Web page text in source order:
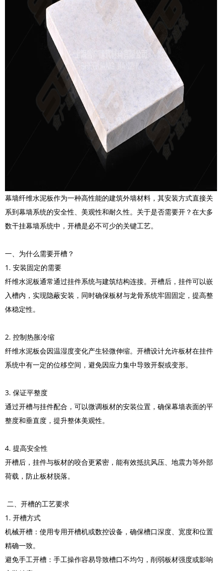
幕墙纤维水泥板作为一种高性能的建筑外墙材料，其安装方式直接关
系到幕墙系统的安全性、美观性和耐久性。关于是否需要开？在大多
数干挂幕墙系统中，开槽是必不可少的关键工艺。
一、为什么需要开槽？
1. 安装固定的需要
纤维水泥板通常通过挂件系统与建筑结构连接。开槽后，挂件可以嵌
入槽内，实现隐蔽安装，同时确保板材与龙骨系统牢固固定，提高整
体稳定性。
2. 控制热胀冷缩
纤维水泥板会因温湿度变化产生轻微伸缩。开槽设计允许板材在挂件
系统中有一定的位移空间，避免因应力集中导致开裂或变形。
3. 保证平整度
通过开槽与挂件配合，可以微调板材的安装位置，确保幕墙表面的平
整度和垂直度，提升整体美观性。
4. 提高安全性
开槽后，挂件与板材的咬合更紧密，能有效抵抗风压、地震力等外部
荷载，防止板材脱落。
二、开槽的工艺要求
1. 开槽方式
机械开槽：使用专用开槽机或数控设备，确保槽口深度、宽度和位置
精确一致。
避免手工开槽：手工操作容易导致槽口不均匀，削弱板材强度或影响